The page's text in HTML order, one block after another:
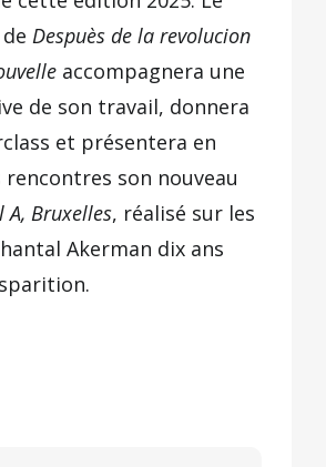
deDespuès de la revolucion
accompagnera une
de son travail, donnera
et présentera en
son nouveau
A, Bruxelles, réalisé sur les
Akerman dix ans